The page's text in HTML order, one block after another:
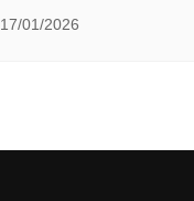
17/01/2026